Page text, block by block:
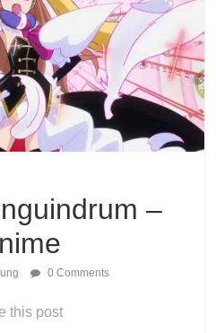
–
0 Comments
this post